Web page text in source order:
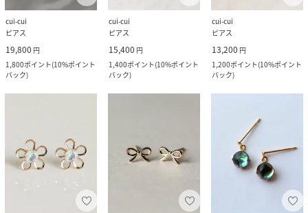
cui-cui
ピアス
19,800 円
1,800ポイント(10%ポイント
バック)
cui-cui
ピアス
15,400 円
1,400ポイント(10%ポイント
バック)
cui-cui
ピアス
13,200 円
1,200ポイント(10%ポイント
バック)